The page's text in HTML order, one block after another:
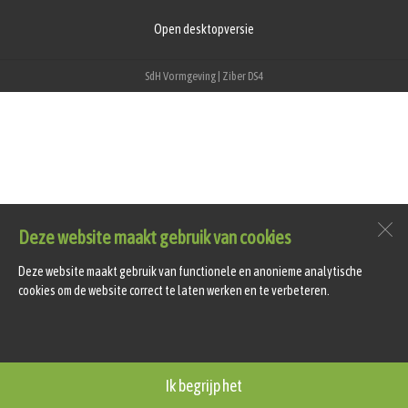
Deze website maakt gebruik van cookies
Deze website maakt gebruik van functionele en anonieme analytische
cookies om de website correct te laten werken en te verbeteren.
Ik begrijp het
Open desktopversie
SdH Vormgeving | Ziber DS4